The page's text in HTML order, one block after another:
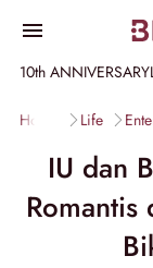
10th ANNIVERSARY
Home Life
IU dan